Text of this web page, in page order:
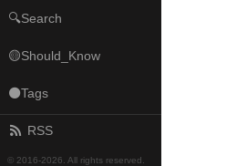
🔍Search
🟡Should_Know
⚫Tags
RSS
© 2016-2026. All rights reserved.